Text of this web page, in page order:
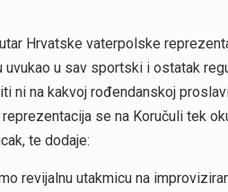
Hrvatske vaterpolske
u sav sportski i ostatak
ni na kakvoj rođendanskoj
se na Koručuli tek
te dodaje:
revijalnu utakmicu na